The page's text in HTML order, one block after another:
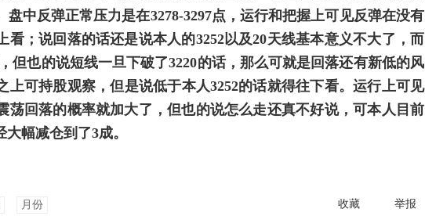
中反弹正常压力是在3278-3297点，运行和把握上可见反弹在没有
看；说回落的话还是说本人的3252以及20天线基本意义不大了，而
但也的说短线一旦下破了3220的话，那么可就是回落还有新低的风
上可持股观察，但是说低于本人3252的话就得往下看。运行上可见
荡回落的概率就加大了，但也的说怎么走还真不好说，可本人目前
幅减仓到了3成。
收藏 举报
月份